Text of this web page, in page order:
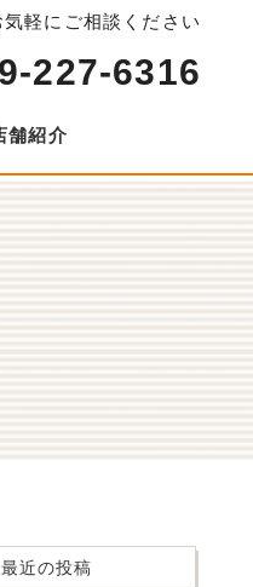
気軽にご相談ください
227-6316
舗紹介
最近の投稿